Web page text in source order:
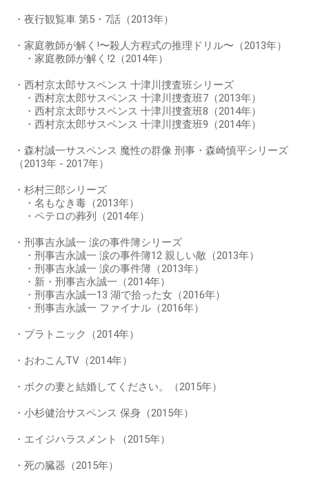
・夜行観覧車 第5・7話（2013年）
・家庭教師が解く!〜殺人方程式の推理ドリル〜（2013年）
・家庭教師が解く!2（2014年）
・西村京太郎サスペンス 十津川捜査班シリーズ
・西村京太郎サスペンス 十津川捜査班7（2013年）
・西村京太郎サスペンス 十津川捜査班8（2014年）
・西村京太郎サスペンス 十津川捜査班9（2014年）
・森村誠一サスペンス 魔性の群像 刑事・森崎慎平シリーズ
（2013年 - 2017年）
・杉村三郎シリーズ
・名もなき毒（2013年）
・ペテロの葬列（2014年）
・刑事吉永誠一 涙の事件簿シリーズ
・刑事吉永誠一 涙の事件簿12 親しい敵（2013年）
・刑事吉永誠一 涙の事件簿（2013年）
・新・刑事吉永誠一（2014年）
・刑事吉永誠一13 湖で拾った女（2016年）
・刑事吉永誠一 ファイナル（2016年）
・プラトニック（2014年）
・おわこんTV（2014年）
・ボクの妻と結婚してください。（2015年）
・小杉健治サスペンス 保身（2015年）
・エイジハラスメント（2015年）
・死の臓器（2015年）